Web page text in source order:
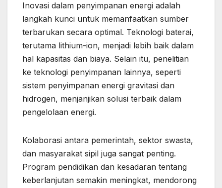
Inovasi dalam penyimpanan energi adalah
langkah kunci untuk memanfaatkan sumber
terbarukan secara optimal. Teknologi baterai,
terutama lithium-ion, menjadi lebih baik dalam
hal kapasitas dan biaya. Selain itu, penelitian
ke teknologi penyimpanan lainnya, seperti
sistem penyimpanan energi gravitasi dan
hidrogen, menjanjikan solusi terbaik dalam
pengelolaan energi.
Kolaborasi antara pemerintah, sektor swasta,
dan masyarakat sipil juga sangat penting.
Program pendidikan dan kesadaran tentang
keberlanjutan semakin meningkat, mendorong